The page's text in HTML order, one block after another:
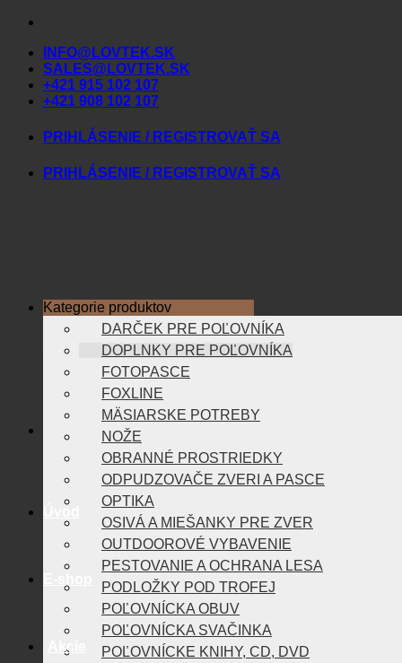
Skip
contentINFO@LOVTEK.SK
SALES@LOVTEK.SK
+421 915 102 107
+421 908 102 107
PRIHLÁSENIE / REGISTROVAŤ SA
PRIHLÁSENIE / REGISTROVAŤ SA
Akcie
Kategorie produktov
DARČEK PRE POĽOVNÍKA
DOPLNKY PRE POĽOVNÍKA
FOTOPASCE
FOXLINE
MÄSIARSKE POTREBY
NOŽE
OBRANNÉ PROSTRIEDKY
ODPUDZOVAČE ZVERI A PASCE
OPTIKA
OSIVÁ A MIEŠANKY PRE ZVER
OUTDOOROVÉ VYBAVENIE
PESTOVANIE A OCHRANA LESA
PODLOŽKY POD TROFEJ
POĽOVNÍCKA OBUV
POĽOVNÍCKA SVAČINKA
POĽOVNÍCKE KNIHY, CD, DVD